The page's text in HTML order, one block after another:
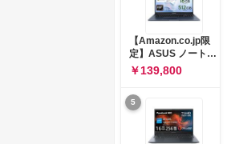
Microsoft 365 試用
版 Windows11 バッ
テリー駆動12.6時間
重量1.39kg ルナグレ
ー 83K9003JJP ノー
トPC
【Amazon.co.jp限
定】ASUS ノートパ
ソコン Vivobook 15
M1502NAQ 15.6イ
ンチ AMD Ryzen 7
170 メモリ16GB
SSD 512GB
Microsoft 365
￥139,800
5